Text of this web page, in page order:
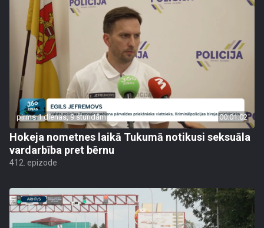
pirms 1 dienas, 9 stundām 00:01:02
Hokeja nometnes laikā Tukumā notikusi seksuāla
vardarbība pret bērnu
412. epizode